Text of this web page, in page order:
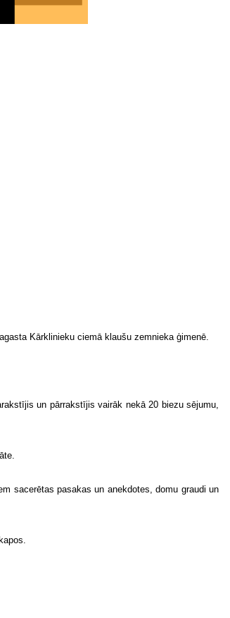
Kārklinieku ciemā klaušu zemnieka ģimenē.
un pārrakstījis vairāk nekā 20 biezu sējumu,
sacerētas pasakas un anekdotes, domu graudi un